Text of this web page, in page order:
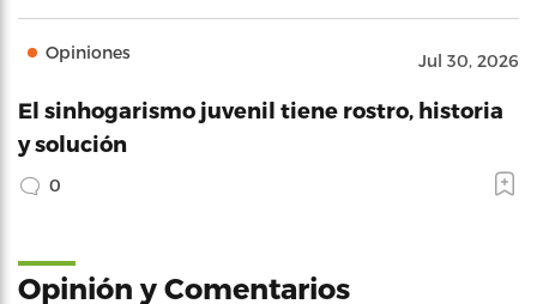
Opiniones Jul 30, 2026
El sinhogarismo juvenil tiene rostro, historia
y solución
0
Opinión y Comentarios